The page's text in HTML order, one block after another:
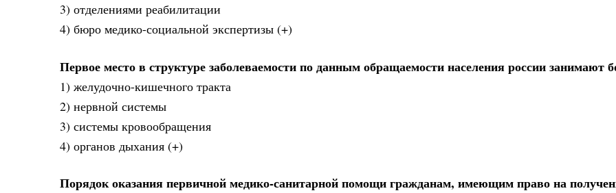
3) отделениями реабилитации
4) бюро медико-социальной экспертизы (+)
Первое место в структуре заболеваемости по данным обращаемости населения россии занимают
1) желудочно-кишечного тракта
2) нервной системы
3) системы кровообращения
4) органов дыхания (+)
Порядок оказания первичной медико-санитарной помощи гражданам, имеющим право на